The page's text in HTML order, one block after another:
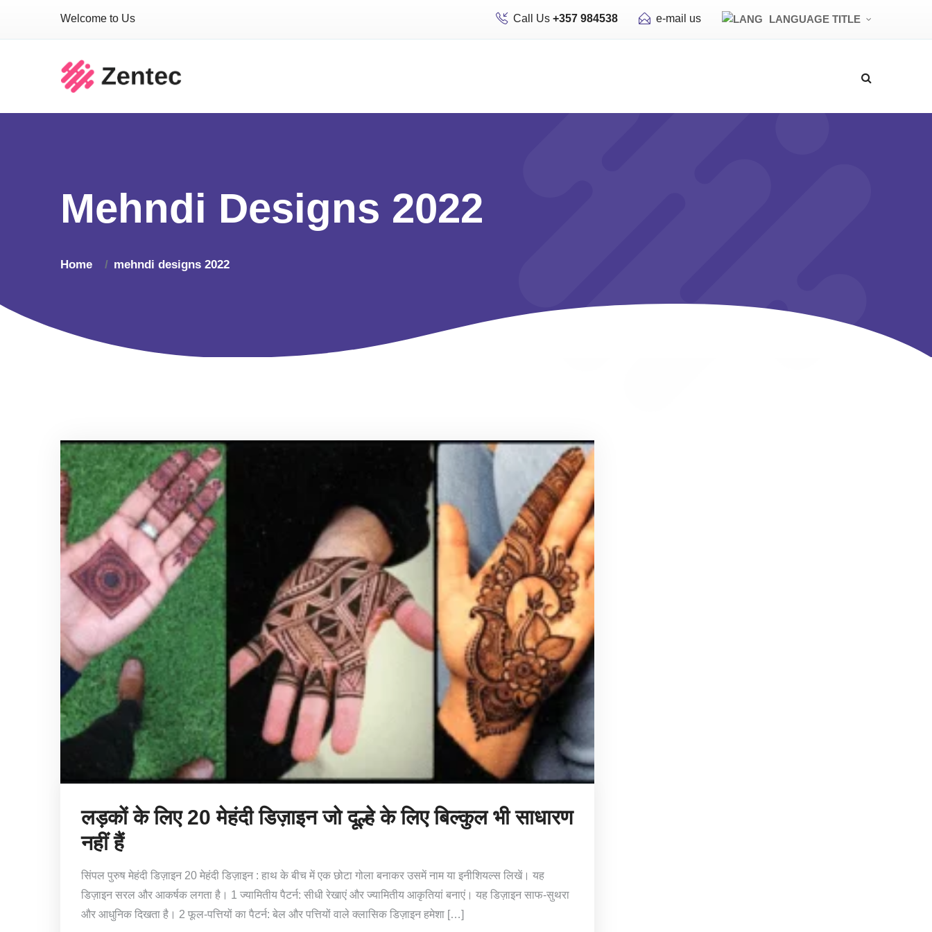
Welcome to Us Call Us +357 984538 e-mail us LANGUAGE TITLE
Mehndi Designs 2022
Home mehndi designs 2022
लड़कों के लिए 20 मेहंदी डिज़ाइन जो दूल्हे के लिए बिल्कुल भी साधारण
नहीं हैं
सिंपल पुरुष मेहंदी डिज़ाइन 20 मेहंदी डिज़ाइन : हाथ के बीच में एक छोटा गोला बनाकर उसमें नाम या इनीशियल्स लिखें। यह
डिज़ाइन सरल और आकर्षक लगता है। 1 ज्यामितीय पैटर्न: सीधी रेखाएं और ज्यामितीय आकृतियां बनाएं। यह डिज़ाइन साफ-सुथरा
और आधुनिक दिखता है। 2 फूल-पत्तियों का पैटर्न: बेल और पत्तियों वाले क्लासिक डिज़ाइन हमेशा […]